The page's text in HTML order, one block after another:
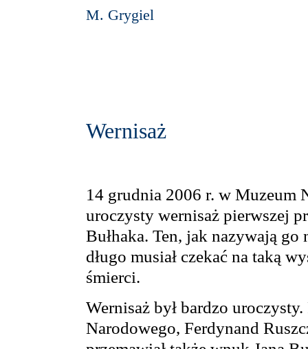
M. Grygiel
Wernisaż
14 grudnia 2006 r. w Muzeum
uroczysty wernisaż pierwszej
Bułhaka. Ten, jak nazywają
długo musiał czekać na taką
śmierci.
Wernisaż był bardzo
Narodowego, Ferdynand